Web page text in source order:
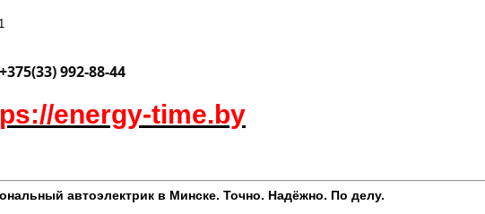
992-88-44
energy-time.by
автоэлектрик в Минске. Точно. Надёжно. По делу.